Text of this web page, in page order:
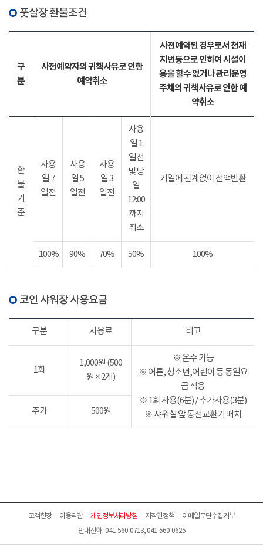
풋살장 환불조건
구
분
사전예약자의 귀책사유로 인한
예약취소
사전예약된 경우로서 천재
지변등으로 인하여 시설이
용을 할수 없거나 관리운영
주체의 귀책사유로 인한 예
약취소
환
불
기
준
사용
일 7
일전
사용
일 5
일전
사용
일 3
일전
사용
일 1
일전
및 당
일
12:00
까지
취소
기일에 관계없이 전액반환
100% 90% 70% 50% 100%
코인 샤워장 사용요금
구분 사용료 비고
1회
1,000원 (500
원 × 2개)
※ 온수 가능
※ 어른, 청소년,어린이 등 동일요
금 적용
※ 1회 사용(6분) / 추가사용(3분)
※ 샤워실 앞 동전교환기 배치
추가 500원
고객헌장 이용약관 개인정보처리방침 저작권정책
이메일무단수집거부
안내전화 041-560-0713, 041-560-0625